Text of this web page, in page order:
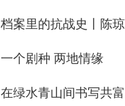
档案里的抗战史丨陈
一个剧种 两地情缘
在绿水青山间书写共